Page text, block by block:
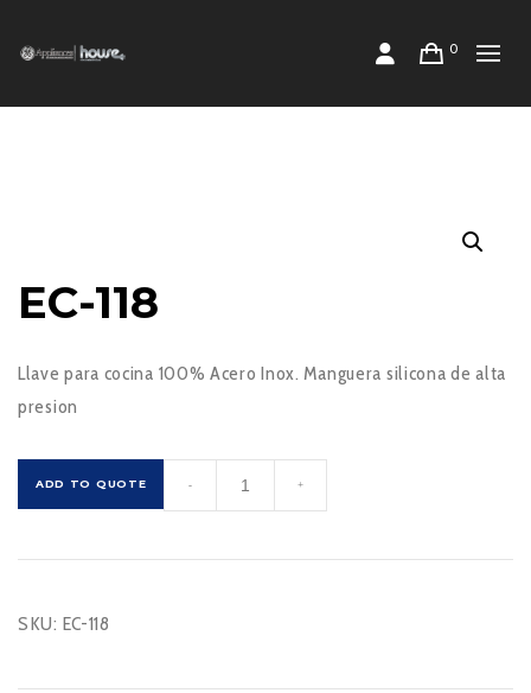
0
EC-118
Llave para cocina 100% Acero Inox. Manguera silicona de alta
presion
ADD TO QUOTE
118
- +
SKU: EC-118